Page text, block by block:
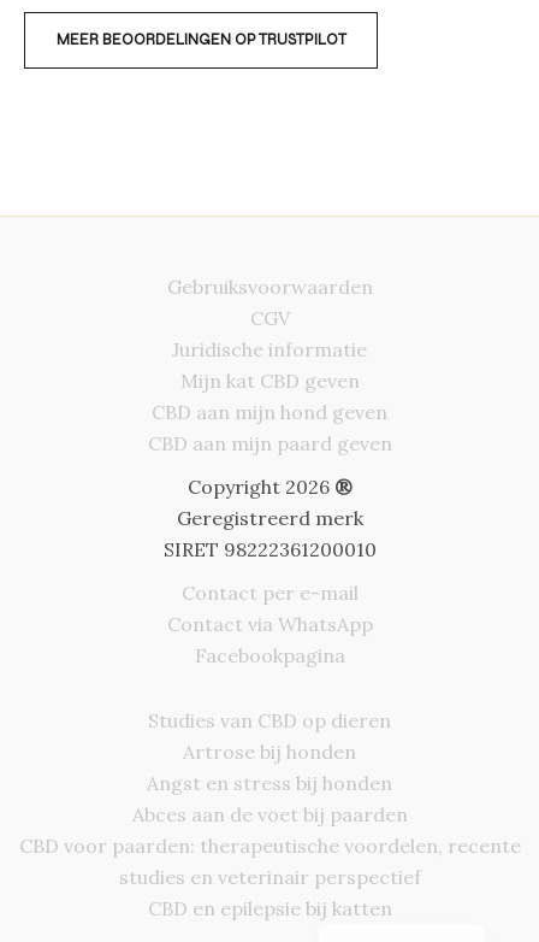
MEER BEOORDELINGEN OP TRUSTPILOT
Gebruiksvoorwaarden
CGV
Juridische informatie
Mijn kat CBD geven
CBD aan mijn hond geven
CBD aan mijn paard geven
Copyright 2026 ®
Geregistreerd merk
SIRET 98222361200010
Contact per e-mail
Contact via WhatsApp
Facebookpagina
Studies van CBD op dieren
Artrose bij honden
Angst en stress bij honden
Abces aan de voet bij paarden
CBD voor paarden: therapeutische voordelen, recente
studies en veterinair perspectief
CBD en epilepsie bij kattenFrançais
Español
Português